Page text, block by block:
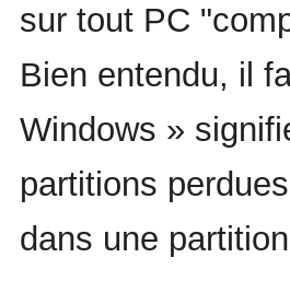
sur tout PC
Bien entendu, il
Windows »
partitions
dans une